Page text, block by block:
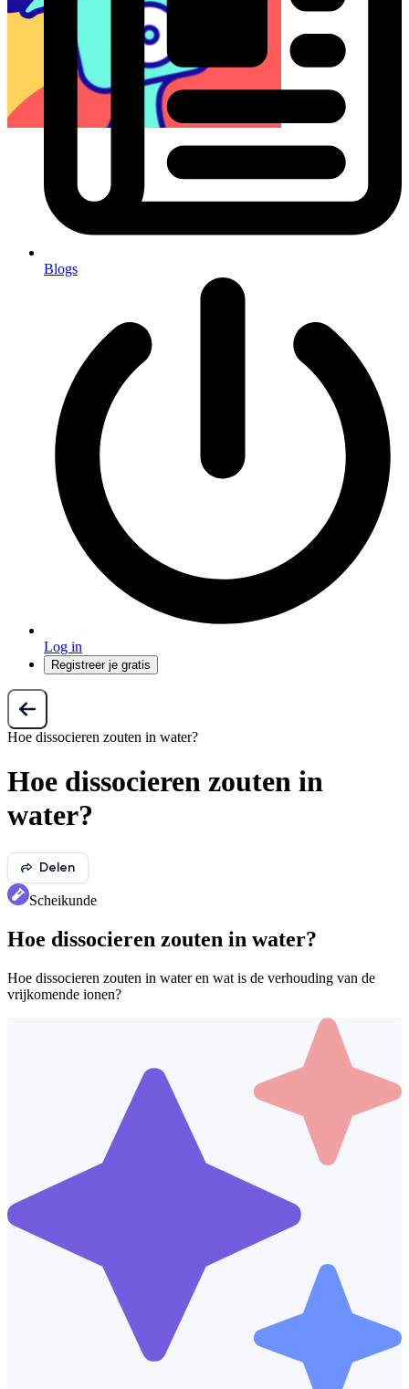
Blogs
Log in
Registreer je gratis
Hoe dissocieren zouten in water?
Hoe dissocieren zouten in
water?
Delen
Scheikunde
Hoe dissocieren zouten in water?
Hoe dissocieren zouten in water en wat is de verhouding van de
vrijkomende ionen?